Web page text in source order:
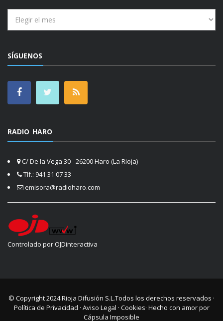
SÍGUENOS
RADIO HARO
C/ De la Vega 30 - 26200 Haro (La Rioja)
Tlf.: 941 31 07 33
emisora@radioharo.com
Controlado por OJDinteractiva
© Copyright 2024Rioja Difusión S.L.Todos los derechos reservados ·
Política de Privacidad · Aviso Legal · Cookies· Hecho con amor por
Cápsula Imposible